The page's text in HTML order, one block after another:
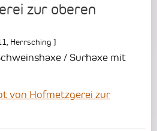
zur oberen
Herrsching ]
/ Surhaxe mit
von Hofmetzgerei zur